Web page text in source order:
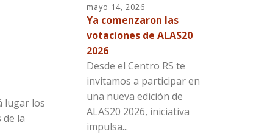
lugar los
la
mayo 14, 2026
Ya comenzaron las
votaciones de ALAS20
2026
Desde el Centro RS te
invitamos a participar en
una nueva edición de
ALAS20 2026, iniciativa
impulsa...